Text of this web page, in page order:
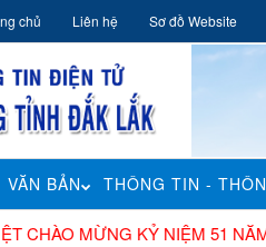
chủ Liên hệ Sơ đồ Website
VĂN BẢN THÔNG TIN -
KỶ NIỆM 51 NĂM NGÀY